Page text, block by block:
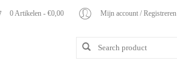
0 Artikelen - €0,00 Mijn account / Registreren